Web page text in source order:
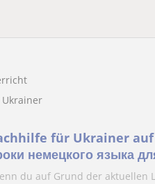
für Ukrainer auf
немецкого языка
языке
du auf Grund der aktuellen